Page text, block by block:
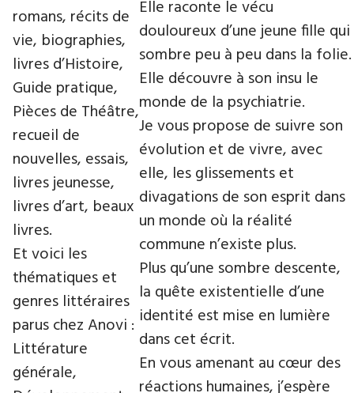
Elle raconte le vécu
douloureux d’une jeune fille qui
sombre peu à peu dans la folie.
Elle découvre à son insu le
monde de la psychiatrie.
Je vous propose de suivre son
évolution et de vivre, avec
elle, les glissements et
divagations de son esprit dans
un monde où la réalité
commune n’existe plus.
Plus qu’une sombre descente,
la quête existentielle d’une
identité est mise en lumière
dans cet écrit.
En vous amenant au cœur des
réactions humaines, j’espère
romans, récits de
vie, biographies,
livres d’Histoire,
Guide pratique,
Pièces de Théâtre,
recueil de
nouvelles, essais,
livres jeunesse,
livres d’art, beaux
livres.
Et voici les
thématiques et
genres littéraires
parus chez Anovi :
Littérature
générale,